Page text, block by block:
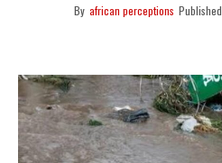
By african perceptions Published